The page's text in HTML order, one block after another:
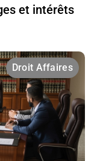
et intérêts
Droit Affaires